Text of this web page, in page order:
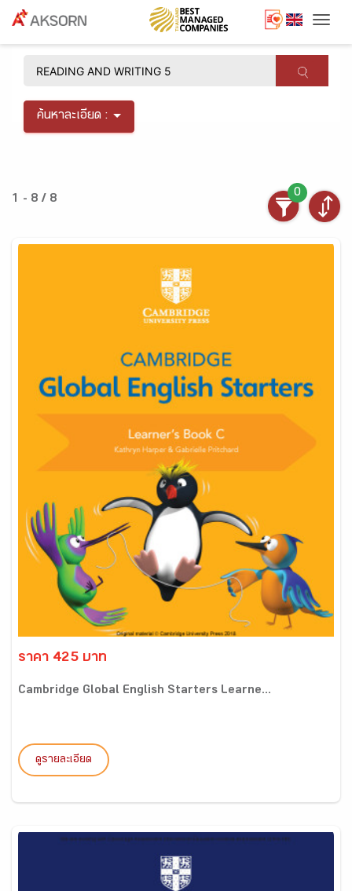
ค้นหาละเอียด :
1 - 8 / 8
0
ราคา 425 บาท
Cambridge Global English Starters Learne...
ดูรายละเอียด